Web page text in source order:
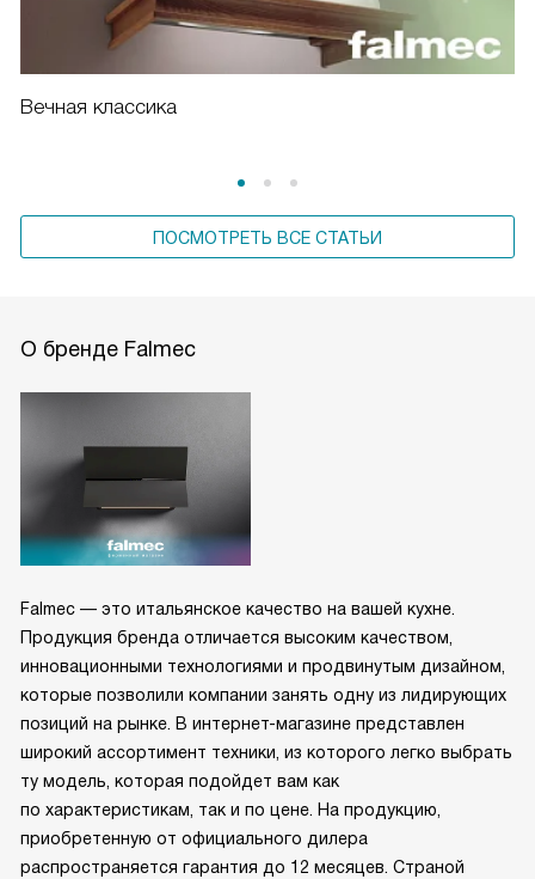
Вечная классика
ПОСМОТРЕТЬ ВСЕ СТАТЬИ
О бренде Falmec
Falmec — это итальянское качество на вашей кухне.
Продукция бренда отличается высоким качеством,
инновационными технологиями и продвинутым дизайном,
которые позволили компании занять одну из лидирующих
позиций на рынке. В интернет-магазине представлен
широкий ассортимент техники, из которого легко выбрать
ту модель, которая подойдет вам как
по характеристикам, так и по цене. На продукцию,
приобретенную от официального дилера
распространяется гарантия до 12 месяцев. Страной